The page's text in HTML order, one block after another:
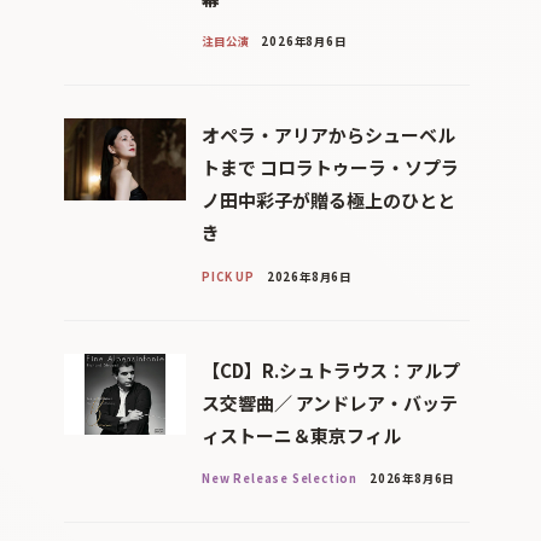
注目公演 2026年8月6日
オペラ・アリアからシューベル
トまで コロラトゥーラ・ソプラ
ノ田中彩子が贈る極上のひとと
き
PICK UP 2026年8月6日
【CD】R.シュトラウス：アルプ
ス交響曲／ アンドレア・バッテ
ィストーニ＆東京フィル
New Release Selection 2026年8月6日